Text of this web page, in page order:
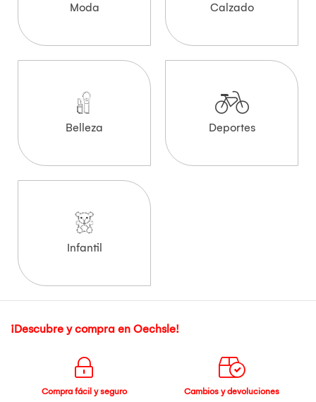
Moda Calzado
Belleza Deportes
Infantil
¡Descubre y compra en Oechsle!
Compra fácil y seguro
Cambios y devoluciones